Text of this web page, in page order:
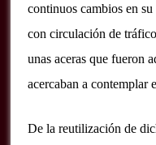
continuos cambios en
con circulación de
unas aceras que fueron
acercaban a contemplar
De la reutilización de